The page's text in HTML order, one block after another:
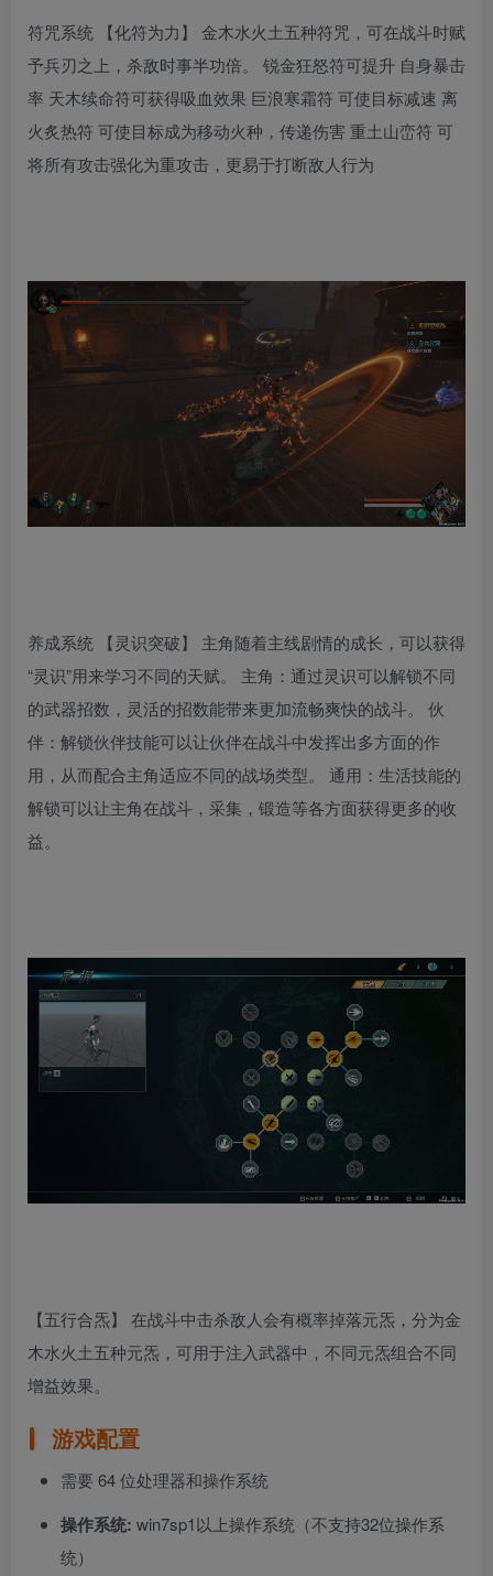
符咒系统 【化符为力】 金木水火土五种符咒，可在战斗时赋
予兵刃之上，杀敌时事半功倍。 锐金狂怒符可提升 自身暴击
率 天木续命符可获得吸血效果 巨浪寒霜符 可使目标减速 离
火炙热符 可使目标成为移动火种，传递伤害 重土山峦符 可
将所有攻击强化为重攻击，更易于打断敌人行为
养成系统 【灵识突破】 主角随着主线剧情的成长，可以获得
“灵识”用来学习不同的天赋。 主角：通过灵识可以解锁不同
的武器招数，灵活的招数能带来更加流畅爽快的战斗。 伙
伴：解锁伙伴技能可以让伙伴在战斗中发挥出多方面的作
用，从而配合主角适应不同的战场类型。 通用：生活技能的
解锁可以让主角在战斗，采集，锻造等各方面获得更多的收
益。
【五行合炁】 在战斗中击杀敌人会有概率掉落元炁，分为金
木水火土五种元炁，可用于注入武器中，不同元炁组合不同
增益效果。
游戏配置
需要 64 位处理器和操作系统
操作系统: win7sp1以上操作系统（不支持32位操作系
统）